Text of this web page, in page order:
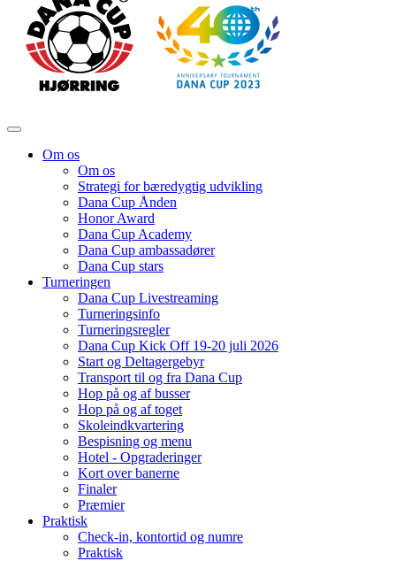
Om os
Om os
Strategi for bæredygtig udvikling
Dana Cup Ånden
Honor Award
Dana Cup Academy
Dana Cup ambassadører
Dana Cup stars
Turneringen
Dana Cup Livestreaming
Turneringsinfo
Turneringsregler
Dana Cup Kick Off 19-20 juli 2026
Start og Deltagergebyr
Transport til og fra Dana Cup
Hop på og af busser
Hop på og af toget
Skoleindkvartering
Bespisning og menu
Hotel - Opgraderinger
Kort over banerne
Finaler
Præmier
Praktisk
Check-in, kontortid og numre
Praktisk